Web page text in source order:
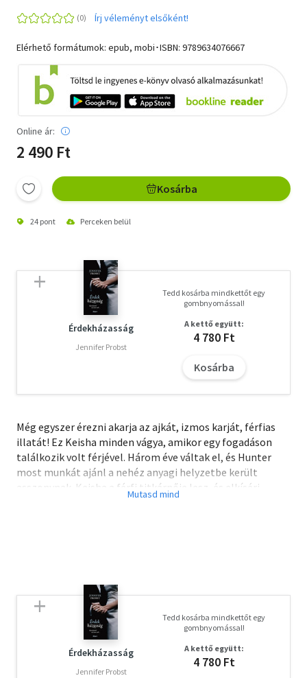
Írj véleményt elsőként!
Elérhető formátumok: epub, mobi･ISBN: 9789634076667
Online ár:
2 490 Ft
Kosárba
24 pont Perceken belül
Érdekházasság
Jennifer Probst
Tedd kosárba mindkettőt egy
gombnyomással!
A kettő együtt:
4 780 Ft
Kosárba
Még egyszer érezni akarja az ajkát, izmos karját, férfias
illatát! Ez Keisha minden vágya, amikor egy fogadáson
találkozik volt férjével. Három éve váltak el, és Hunter
most munkát ajánl a nehéz anyagi helyzetbe került
asszonynak. Keisha a férfi titkárnője lesz, és elkíséri
spanyolországi villájába. A szenvedély újra felizzik köztük,
A letöltéssel kapcsolatos kérdésekre
Érdekházasság
Jennifer Probst
Tedd kosárba mindkettőt egy
gombnyomással!
A kettő együtt:
4 780 Ft